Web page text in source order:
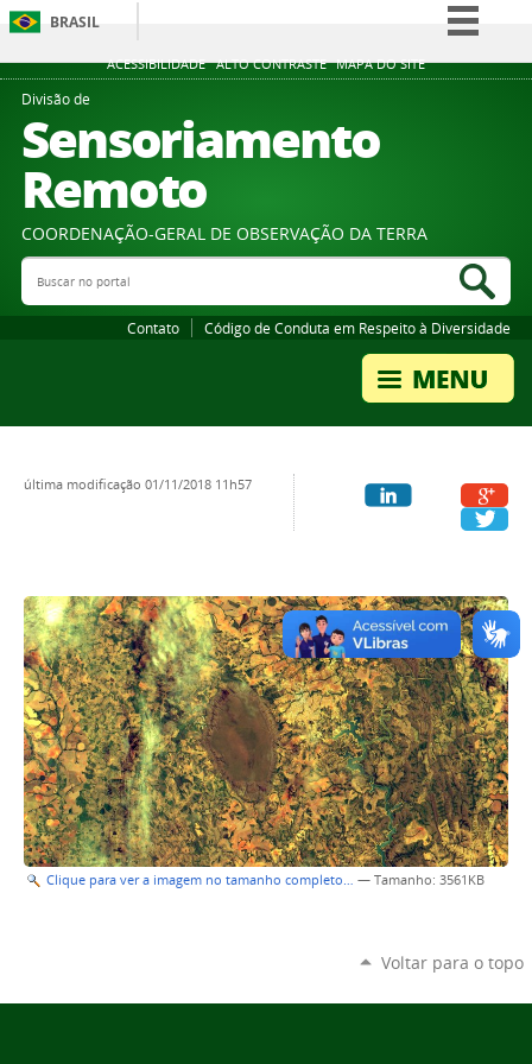
ACESSIBILIDADE ALTO CONTRASTE MAPA DO SITE
BRASIL
Simplifique!
Participe
Divisão de
Sensoriamento
Remoto
COORDENAÇÃO-GERAL DE OBSERVAÇÃO DA TERRA
Buscar no portal
Contato Código de Conduta em Respeito à Diversidade
última modificação 01/11/2018 11h57
Clique para ver a imagem no tamanho completo… — Tamanho: 3561KB
Voltar para o topo